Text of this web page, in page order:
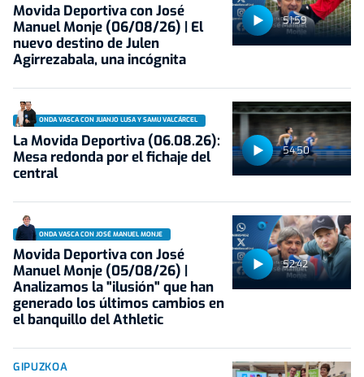
51:59
Movida Deportiva con José
Manuel Monje (06/08/26) | El
nuevo destino de Julen
Agirrezabala, una incógnita
54:50
ONDA VASCA CON JUANJO LUSA Y SAMU VALCÁRCEL
La Movida Deportiva (06.08.26):
Mesa redonda por el fichaje del
central
52:42
ONDA VASCA CON JOSÉ MANUEL MONJE
Movida Deportiva con José
Manuel Monje (05/08/26) |
Analizamos la "ilusión" que han
generado los últimos cambios en
el banquillo del Athletic
GIPUZKOA